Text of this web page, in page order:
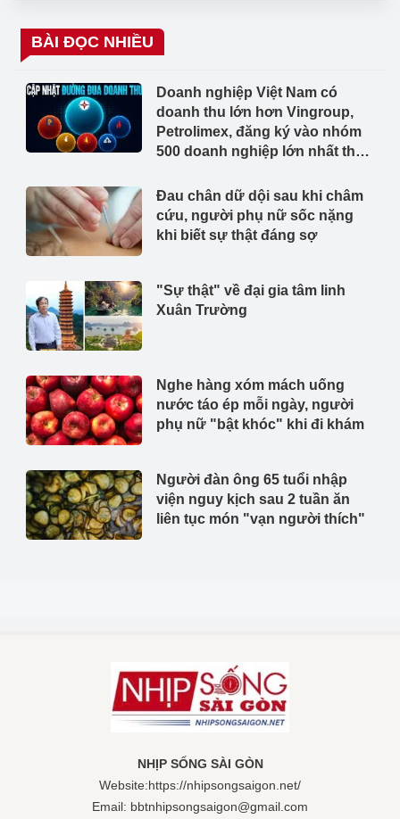
BÀI ĐỌC NHIỀU
Doanh nghiệp Việt Nam có
doanh thu lớn hơn Vingroup,
Petrolimex, đăng ký vào nhóm
500 doanh nghiệp lớn nhất thế
Đau chân dữ dội sau khi châm
cứu, người phụ nữ sốc nặng
khi biết sự thật đáng sợ
"Sự thật" về đại gia tâm linh
Xuân Trường
Nghe hàng xóm mách uống
nước táo ép mỗi ngày, người
phụ nữ "bật khóc" khi đi khám
Người đàn ông 65 tuổi nhập
viện nguy kịch sau 2 tuần ăn
liên tục món "vạn người thích"
NHỊP SỐNG SÀI GÒN
Website:https://nhipsongsaigon.net/
Email: bbtnhipsongsaigon@gmail.com